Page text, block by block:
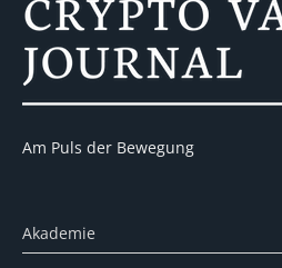
Am Puls der Bewegung
Akademie